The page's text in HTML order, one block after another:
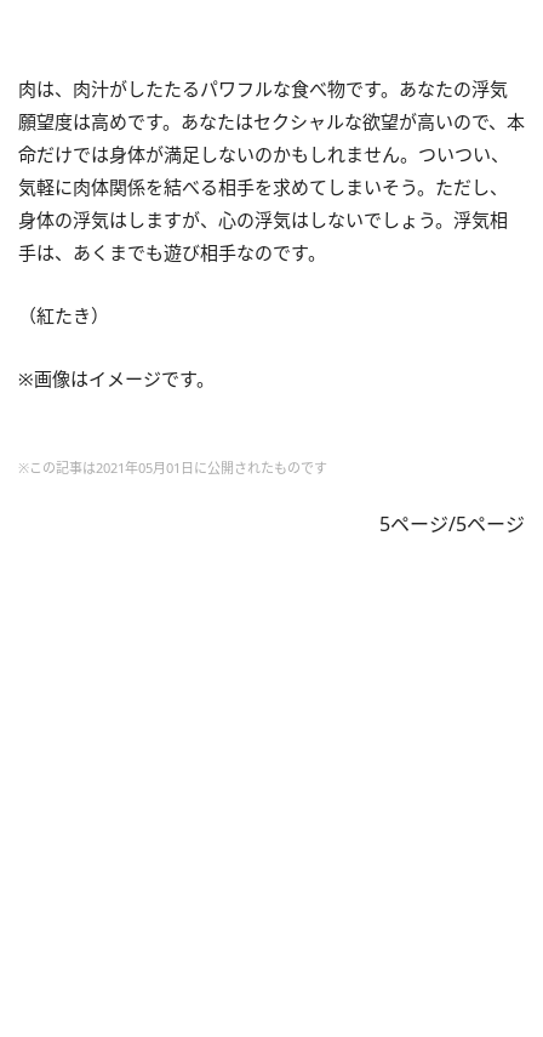
肉は、肉汁がしたたるパワフルな食べ物です。あなたの浮気
願望度は高めです。あなたはセクシャルな欲望が高いので、本
命だけでは身体が満足しないのかもしれません。ついつい、
気軽に肉体関係を結べる相手を求めてしまいそう。ただし、
身体の浮気はしますが、心の浮気はしないでしょう。浮気相
手は、あくまでも遊び相手なのです。
（紅たき）
※画像はイメージです。
※この記事は2021年05月01日に公開されたものです
5ページ/5ページ